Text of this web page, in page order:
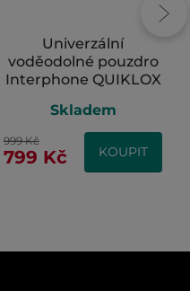
Univerzální
voděodolné pouzdro
Interphone QUIKLOX
Skladem
999 Kč
799 Kč KOUPIT